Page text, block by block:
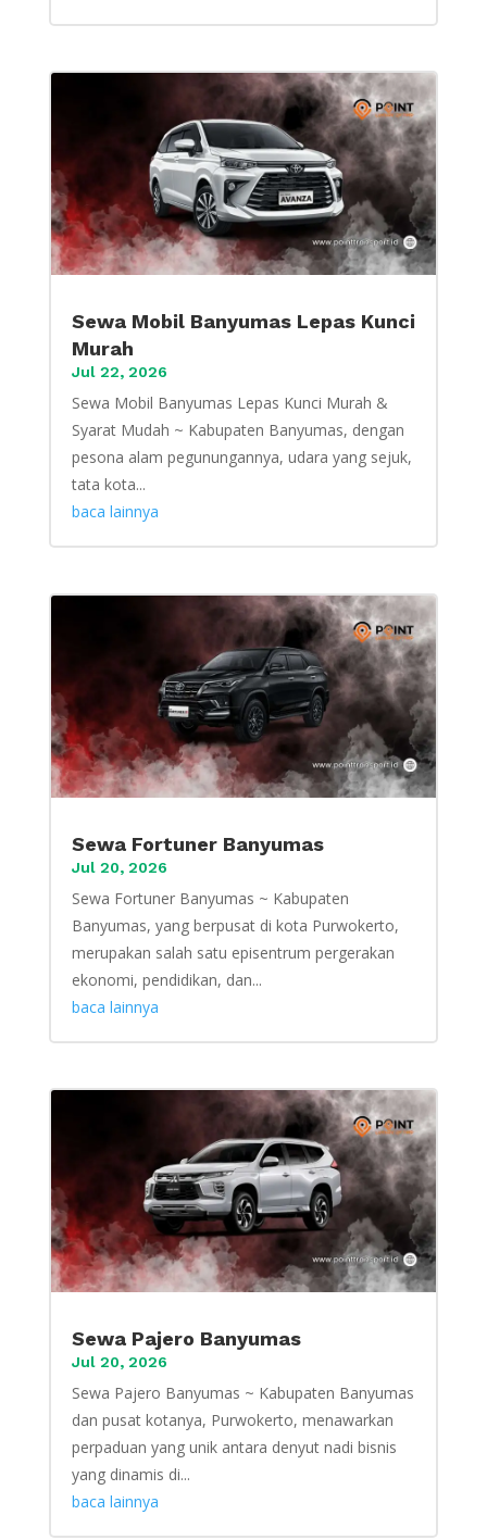
Sewa Mobil Banyumas Lepas Kunci
Murah
Jul 22, 2026
Sewa Mobil Banyumas Lepas Kunci Murah &
Syarat Mudah ~ Kabupaten Banyumas, dengan
pesona alam pegunungannya, udara yang sejuk,
tata kota...
baca lainnya
Sewa Fortuner Banyumas
Jul 20, 2026
Sewa Fortuner Banyumas ~ Kabupaten
Banyumas, yang berpusat di kota Purwokerto,
merupakan salah satu episentrum pergerakan
ekonomi, pendidikan, dan...
baca lainnya
Sewa Pajero Banyumas
Jul 20, 2026
Sewa Pajero Banyumas ~ Kabupaten Banyumas
dan pusat kotanya, Purwokerto, menawarkan
perpaduan yang unik antara denyut nadi bisnis
yang dinamis di...
baca lainnya